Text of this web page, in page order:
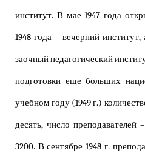
институт. В мае 1947 года
1948 года – вечерний
заочный педагогический
подготовки еще больших
учебном году (1949 г.)
десять, число преподавателей
3200. В сентябре 1948 г.